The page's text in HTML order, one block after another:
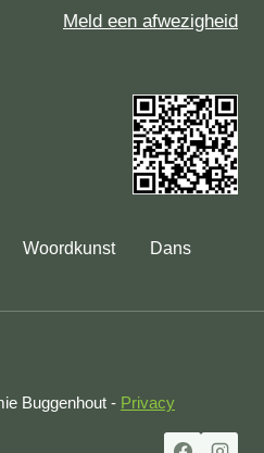
Meld een afwezigheid
Woordkunst Dans
Buggenhout - Privacy